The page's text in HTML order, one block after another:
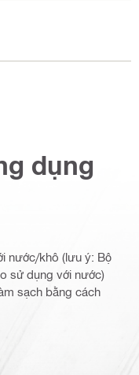
dụng
nước/khô (lưu ý: Bộ
sử dụng với nước)
sạch bằng cách